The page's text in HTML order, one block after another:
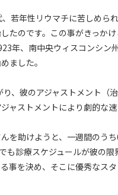
若年性リウマチに苦しめら
たのです。この事がきっか
年、南中央ウィスコンシン
ました。
、彼のアジャストメント（
ストメントにより劇的な速
を助けようと、一週間のう
も診療スケジュールが彼の
事を決め、そこに優秀なス